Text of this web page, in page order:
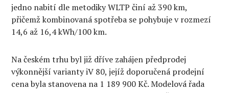
jedno nabití dle metodiky WLTP činí až 390 km,
přičemž kombinovaná spotřeba se pohybuje v rozmezí
14,6 až 16,4 kWh/100 km.
Na českém trhu byl již dříve zahájen předprodej
výkonnější varianty iV 80, jejíž doporučená prodejní
cena byla stanovena na 1 189 900 Kč. Modelová řada